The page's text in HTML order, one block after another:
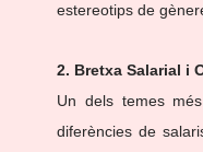
estereotips de
2. Bretxa Salarial i
Un dels temes
diferències de